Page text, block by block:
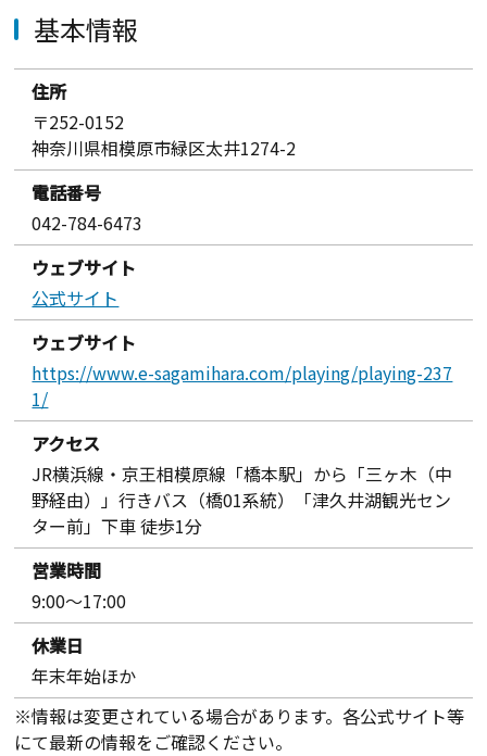
基本情報
住所
〒252-0152
神奈川県相模原市緑区太井1274-2
電話番号
042-784-6473
ウェブサイト
公式サイト
ウェブサイト
https://www.e-sagamihara.com/playing/playing-237
1/
アクセス
JR横浜線・京王相模原線「橋本駅」から「三ヶ木（中
野経由）」行きバス（橋01系統）「津久井湖観光セン
ター前」下車 徒歩1分
営業時間
9:00～17:00
休業日
年末年始ほか
※情報は変更されている場合があります。各公式サイト等
にて最新の情報をご確認ください。